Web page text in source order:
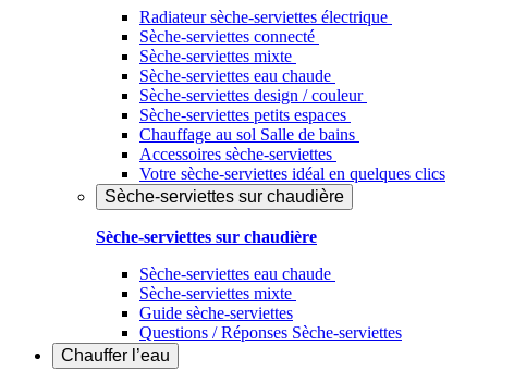
Radiateur sèche-serviettes électrique
Sèche-serviettes connecté
Sèche-serviettes mixte
Sèche-serviettes eau chaude
Sèche-serviettes design / couleur
Sèche-serviettes petits espaces
Chauffage au sol Salle de bains
Accessoires sèche-serviettes
Votre sèche-serviettes idéal en quelques clics
Sèche-serviettes sur chaudière
Sèche-serviettes sur chaudière
Sèche-serviettes eau chaude
Sèche-serviettes mixte
Guide sèche-serviettes
Questions / Réponses Sèche-serviettes
Chauffer l’eau